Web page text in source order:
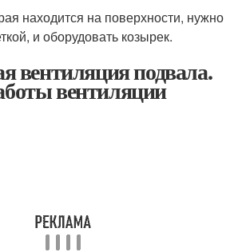
находится на поверхности, нужно
и оборудовать козырек.
вентиляция подвала.
вентиляции